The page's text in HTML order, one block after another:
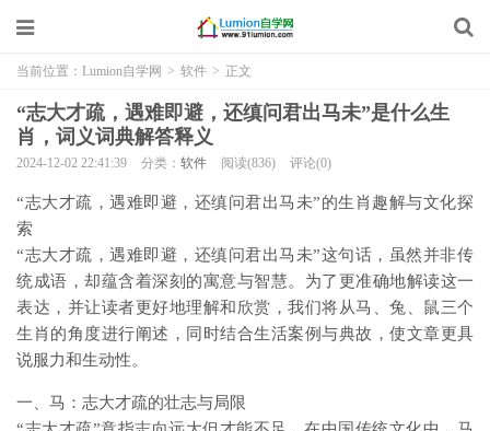
当前位置： Lumion自学网 > 软件 > 正文
“志大才疏，遇难即避，还缜问君出马未”是什么生
肖，词义词典解答释义
2024-12-02 22:41:39 分类： 软件 阅读(836) 评论(0)
“志大才疏，遇难即避，还缜问君出马未”的生肖趣解与文化探
索
“志大才疏，遇难即避，还缜问君出马未”这句话，虽然并非传
统成语，却蕴含着深刻的寓意与智慧。为了更准确地解读这一
表达，并让读者更好地理解和欣赏，我们将从马、兔、鼠三个
生肖的角度进行阐述，同时结合生活案例与典故，使文章更具
说服力和生动性。
一、马：志大才疏的壮志与局限